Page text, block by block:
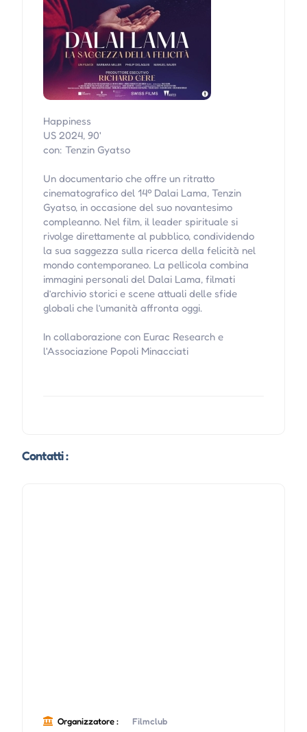
Happiness
US 2024, 90'
con: Tenzin Gyatso
Un documentario che offre un ritratto
cinematografico del 14º Dalai Lama, Tenzin
Gyatso, in occasione del suo novantesimo
compleanno. Nel film, il leader spirituale si
rivolge direttamente al pubblico, condividendo
la sua saggezza sulla ricerca della felicità nel
mondo contemporaneo. La pellicola combina
immagini personali del Dalai Lama, filmati
d’archivio storici e scene attuali delle sfide
globali che l’umanità affronta oggi.
In collaborazione con Eurac Research e
l'Associazione Popoli Minacciati
Contatti :
Organizzatore :
Filmclub